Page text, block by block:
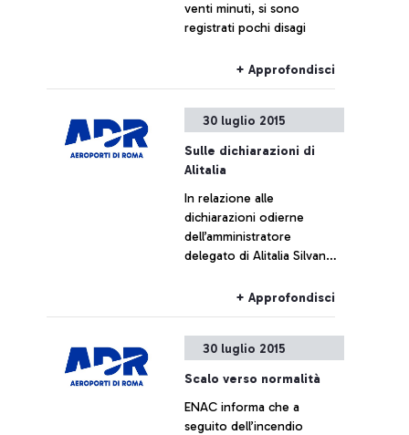
venti minuti, si sono
registrati pochi disagi
+ Approfondisci
30 luglio 2015
Sulle dichiarazioni di
Alitalia
In relazione alle
dichiarazioni odierne
dell’amministratore
delegato di Alitalia Silvano
non intende commentare le
cifre fornite da Alitalia
+ Approfondisci
30 luglio 2015
Scalo verso normalità
ENAC informa che a
seguito dell’incendio